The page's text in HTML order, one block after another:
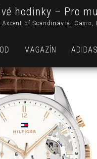
hodinky – Pro
of Scandinavia,
MAGAZÍN